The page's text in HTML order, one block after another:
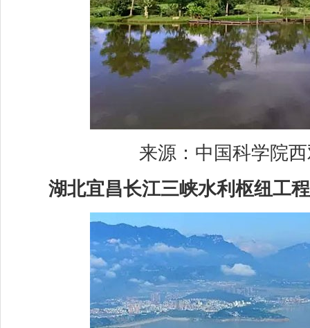
来源：中国科学院西
湖北宜昌长江三峡水利枢纽工程